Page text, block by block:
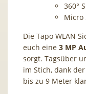
360°
Micro
Die Tapo WLAN
euch eine 3 MP
sorgt. Tagsüber
im Stich, dank der
bis zu 9 Meter